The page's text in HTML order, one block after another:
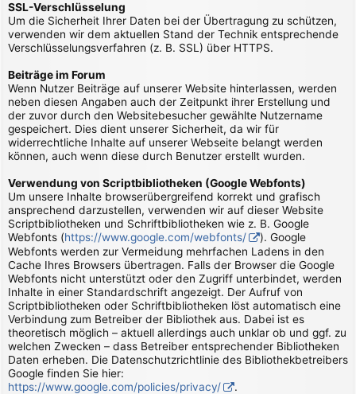
SSL-Verschlüsselung
Um die Sicherheit Ihrer Daten bei der Übertragung zu schützen,
verwenden wir dem aktuellen Stand der Technik entsprechende
Verschlüsselungsverfahren (z. B. SSL) über HTTPS.
Beiträge im Forum
Wenn Nutzer Beiträge auf unserer Website hinterlassen, werden
neben diesen Angaben auch der Zeitpunkt ihrer Erstellung und
der zuvor durch den Websitebesucher gewählte Nutzername
gespeichert. Dies dient unserer Sicherheit, da wir für
widerrechtliche Inhalte auf unserer Webseite belangt werden
können, auch wenn diese durch Benutzer erstellt wurden.
Verwendung von Scriptbibliotheken (Google Webfonts)
Um unsere Inhalte browserübergreifend korrekt und grafisch
ansprechend darzustellen, verwenden wir auf dieser Website
Scriptbibliotheken und Schriftbibliotheken wie z. B. Google
Webfonts (https://www.google.com/webfonts/
). Google
Webfonts werden zur Vermeidung mehrfachen Ladens in den
Cache Ihres Browsers übertragen. Falls der Browser die Google
Webfonts nicht unterstützt oder den Zugriff unterbindet, werden
Inhalte in einer Standardschrift angezeigt. Der Aufruf von
Scriptbibliotheken oder Schriftbibliotheken löst automatisch eine
Verbindung zum Betreiber der Bibliothek aus. Dabei ist es
theoretisch möglich – aktuell allerdings auch unklar ob und ggf. zu
welchen Zwecken – dass Betreiber entsprechender Bibliotheken
Daten erheben. Die Datenschutzrichtlinie des Bibliothekbetreibers
Google finden Sie hier:
https://www.google.com/policies/privacy/
.